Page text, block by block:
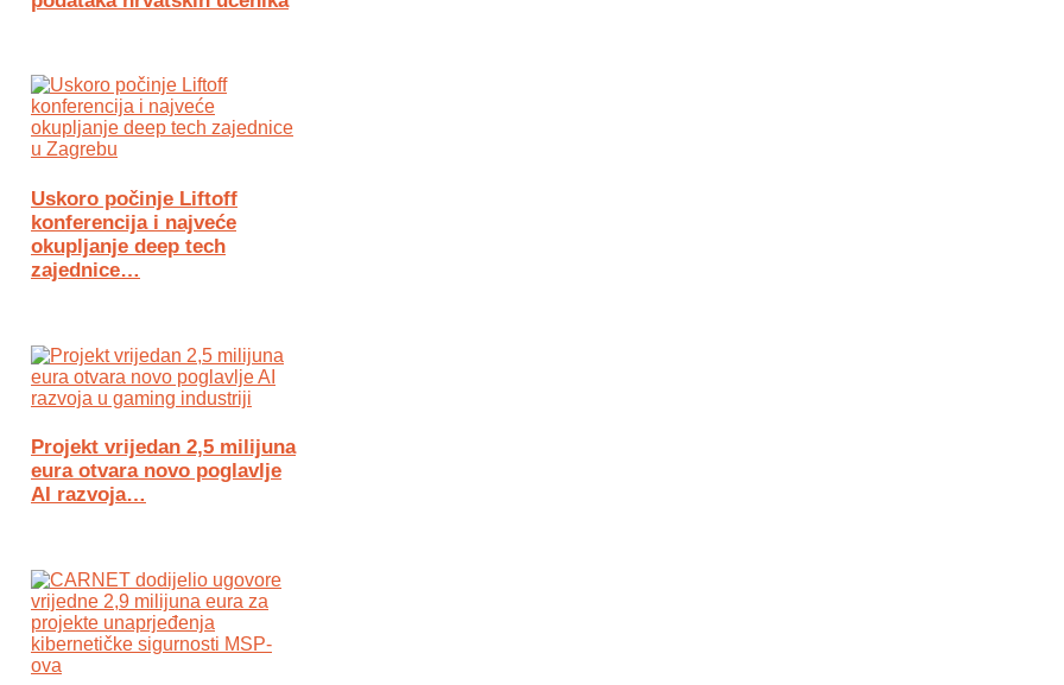
Uskoro počinje Liftoff
konferencija i najveće
okupljanje deep tech
zajednice…
Projekt vrijedan 2,5 milijuna
eura otvara novo poglavlje
AI razvoja…